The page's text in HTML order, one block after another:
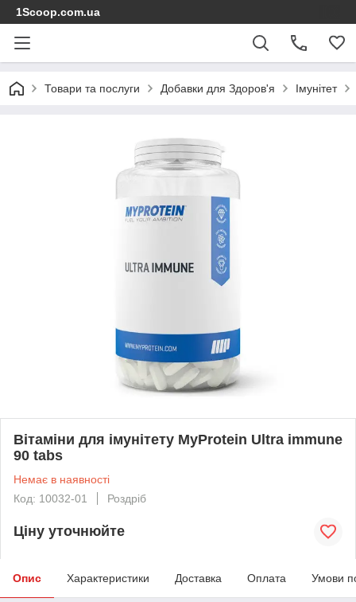
1Scoop.com.ua
Товари та послуги Добавки для Здоров'я Імунітет
Вітаміни для імунітету MyProtein Ultra immune
90 tabs
Немає в наявності
Код: 10032-01
Роздріб
Ціну уточнюйте
Опис Характеристики Доставка Оплата Умови